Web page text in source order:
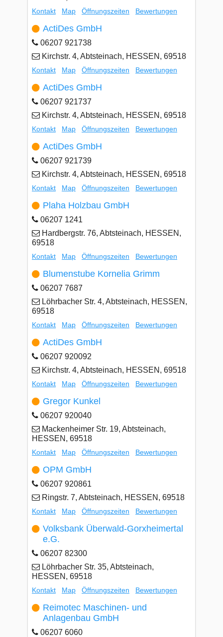
Kontakt Map Öffnungszeiten Bewertungen
ActiDes GmbH
06207 921738
Kirchstr. 4, Abtsteinach, HESSEN, 69518
Kontakt Map Öffnungszeiten Bewertungen
ActiDes GmbH
06207 921737
Kirchstr. 4, Abtsteinach, HESSEN, 69518
Kontakt Map Öffnungszeiten Bewertungen
ActiDes GmbH
06207 921739
Kirchstr. 4, Abtsteinach, HESSEN, 69518
Kontakt Map Öffnungszeiten Bewertungen
Plaha Holzbau GmbH
06207 1241
Hardbergstr. 76, Abtsteinach, HESSEN,
69518
Kontakt Map Öffnungszeiten Bewertungen
Blumenstube Kornelia Grimm
06207 7687
Löhrbacher Str. 4, Abtsteinach, HESSEN,
69518
Kontakt Map Öffnungszeiten Bewertungen
ActiDes GmbH
06207 920092
Kirchstr. 4, Abtsteinach, HESSEN, 69518
Kontakt Map Öffnungszeiten Bewertungen
Gregor Kunkel
06207 920040
Mackenheimer Str. 19, Abtsteinach,
HESSEN, 69518
Kontakt Map Öffnungszeiten Bewertungen
OPM GmbH
06207 920861
Ringstr. 7, Abtsteinach, HESSEN, 69518
Kontakt Map Öffnungszeiten Bewertungen
Volksbank Überwald-Gorxheimertal
e.G.
06207 82300
Löhrbacher Str. 35, Abtsteinach,
HESSEN, 69518
Kontakt Map Öffnungszeiten Bewertungen
Reimotec Maschinen- und
Anlagenbau GmbH
06207 6060